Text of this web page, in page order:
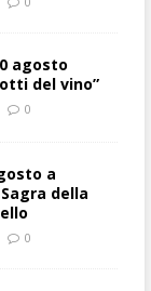
agosto
del vino”
0
a
della
0